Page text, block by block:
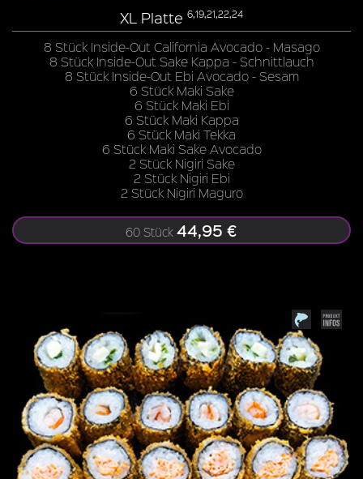
XL Platte 6,19,21,22,24
8 Stück Inside-Out California Avocado - Masago
8 Stück Inside-Out Sake Kappa - Schnittlauch
8 Stück Inside-Out Ebi Avocado - Sesam
6 Stück Maki Sake
6 Stück Maki Ebi
6 Stück Maki Kappa
6 Stück Maki Tekka
6 Stück Maki Sake Avocado
2 Stück Nigiri Sake
2 Stück Nigiri Ebi
2 Stück Nigiri Maguro
60 Stück 44,95 €